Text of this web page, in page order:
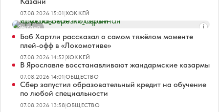
07.08.2026 15:01|ХОККЕЙ
Реклама
Боб Хартли рассказал о самом тяжёлом моменте
плей-офф в «Локомотиве»
07.08.2026 14:52|ХОККЕЙ
В Ярославле восстанавливают жандармские казармы
07.08.2026 14:01|ОБЩЕСТВО
Сбер запустил образовательный кредит на обучение
по любой специальности
07.08.2026 13:58|ОБЩЕСТВО